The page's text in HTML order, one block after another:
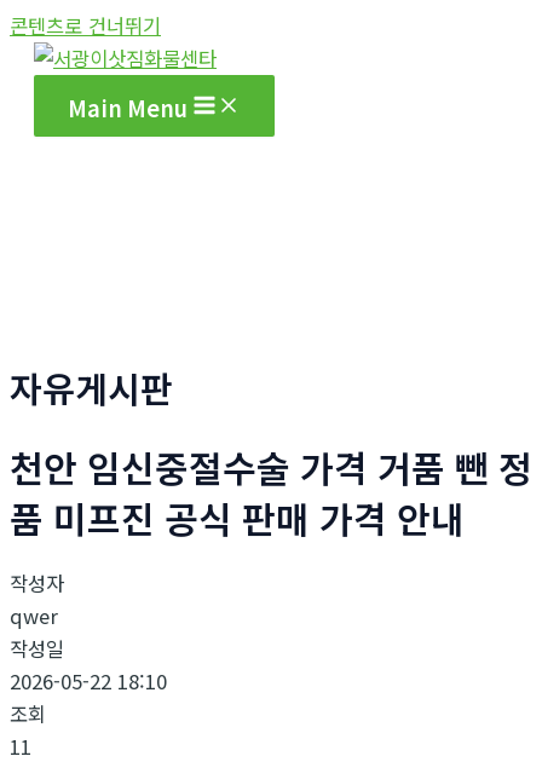
콘텐츠로 건너뛰기
Main Menu
자유게시판
천안 임신중절수술 가격 거품 뺀 정
품 미프진 공식 판매 가격 안내
작성자
qwer
작성일
2026-05-22 18:10
조회
11